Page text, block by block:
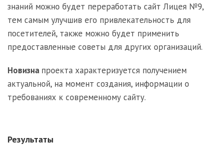
знаний можно будет переработать сайт Лицея №9,
тем самым улучшив его привлекательность для
посетителей, также можно будет применить
предоставленные советы для других организаций.
Новизна проекта характеризуется получением
актуальной, на момент создания, информации о
требованиях к современному сайту.
Результаты